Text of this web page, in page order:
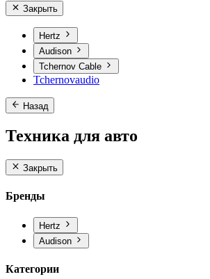
Закрыть
Hertz
Audison
Tchernov Cable
Tchernovaudio
Назад
Техника для авто
Закрыть
Бренды
Hertz
Audison
Категории